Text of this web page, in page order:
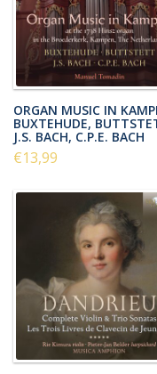
ORGAN MUSIC IN
BUXTEHUDE,
J.S. BACH, C.P.E. BACH
€13,99